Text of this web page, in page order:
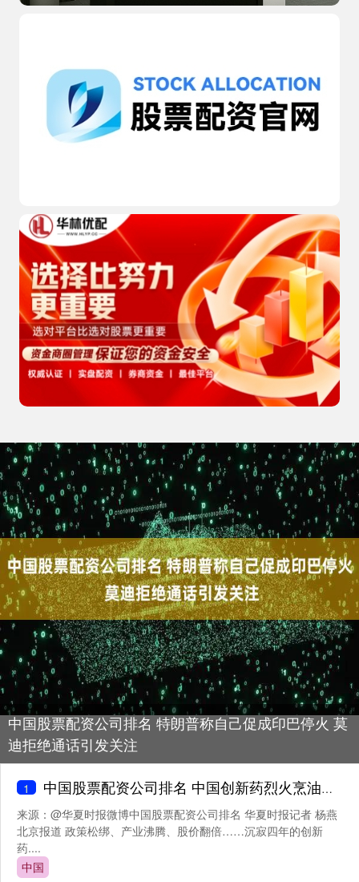
中国股票配资公司排名 特朗普称自己促成印巴停火 莫
迪拒绝通话引发关注
1 中国股票配资公司排名 中国创新药烈火烹油：突破性涨幅背后的产业质变
来源：@华夏时报微博中国股票配资公司排名 华夏时报记者 杨燕
北京报道 政策松绑、产业沸腾、股价翻倍……沉寂四年的创新
药....
中国